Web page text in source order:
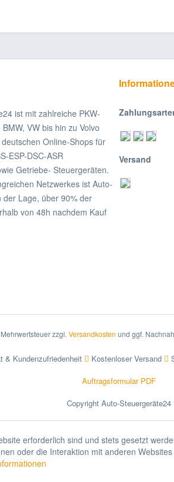
ist mit zahlreiche PKW-
VW bis hin zu Volvo
Online-Shops für
ESP-DSC-ASR
Getriebe- Steuergeräten.
Netzwerkes ist Auto-
der Lage, über 90% der
von 48h nachdem Kauf
Versand
zzgl. Versandkosten und ggf.
& Kundenzufriedenheit Kostenloser Versand
Auftragsformular PDF
Copyright Auto-Steuergeräte24
erforderlich sind und stets gesetzt
oder die Interaktion mit anderen